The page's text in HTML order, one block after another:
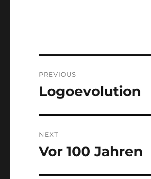
navigation
PREVIOUS
Previous
Logoevolution
NEXT
Next
Vor 100 Jahren